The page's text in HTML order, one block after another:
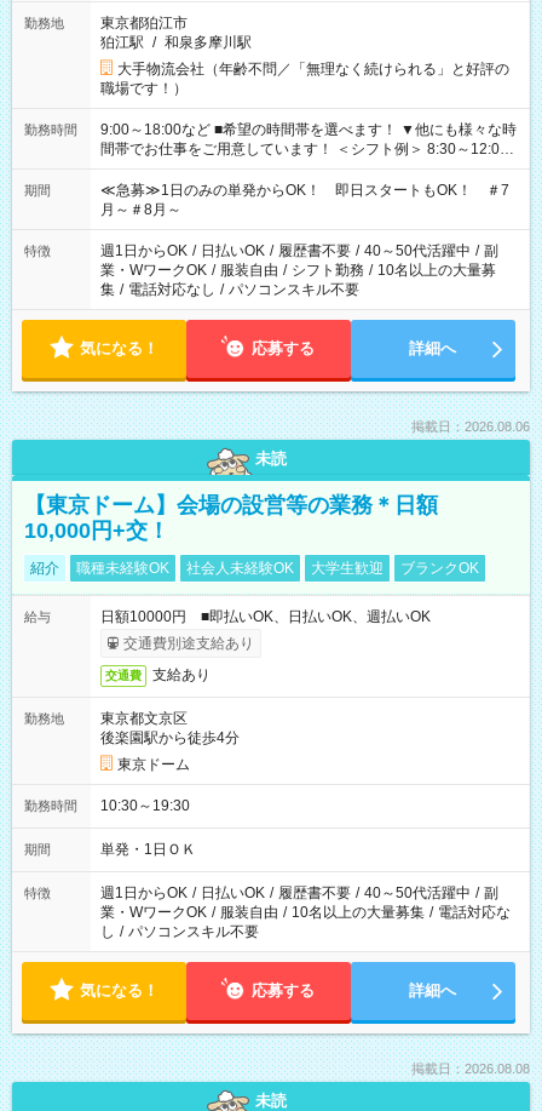
勤務地
東京都狛江市
狛江駅 / 和泉多摩川駅
大手物流会社（年齢不問／「無理なく続けられる」と好評の
職場です！）
勤務時間
9:00～18:00など ■希望の時間帯を選べます！ ▼他にも様々な時
間帯でお仕事をご用意しています！ ＜シフト例＞ 8:30～12:00
17:00～22:00 13:00～22:00 22:00～翌6:00 など
期間
≪急募≫1日のみの単発からOK！ 即日スタートもOK！ ＃7
月～＃8月～
特徴 週1日からOK / 日払いOK / 履歴書不要 / 40～50代活躍中 / 副
業・WワークOK / 服装自由 / シフト勤務 / 10名以上の大量募
集 / 電話対応なし / パソコンスキル不要
気になる！ 応募する 詳細へ
掲載日：2026.08.06
未読
【東京ドーム】会場の設営等の業務＊日額
10,000円+交！
紹介 職種未経験OK 社会人未経験OK 大学生歓迎 ブランクOK
給与
日額10000円 ■即払いOK、日払いOK、週払いOK
交通費別途支給あり
交通費 支給あり
勤務地
東京都文京区
後楽園駅から徒歩4分
東京ドーム
勤務時間 10:30～19:30
期間 単発・1日ＯＫ
特徴 週1日からOK / 日払いOK / 履歴書不要 / 40～50代活躍中 / 副
業・WワークOK / 服装自由 / 10名以上の大量募集 / 電話対応な
し / パソコンスキル不要
気になる！ 応募する 詳細へ
掲載日：2026.08.08
未読